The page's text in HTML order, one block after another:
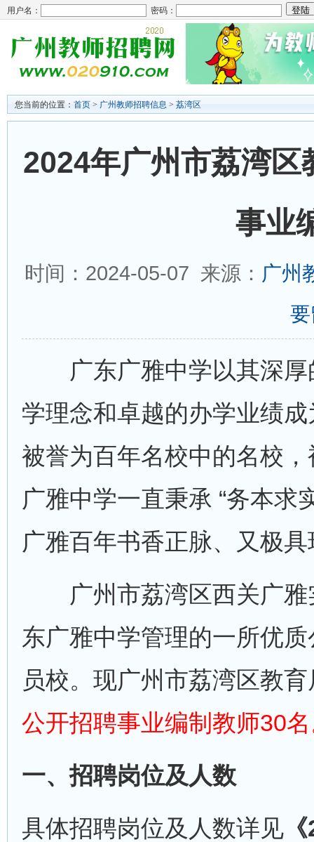
用户名： 密码：
您当前的位置： 首页 > 广州教师招聘信息 > 荔湾区
2024年广州市荔湾
事业
时间：2024-05-07 来源： 广州
广东广雅中学以其深厚
学理念和卓越的办学业绩
被誉为百年名校中的名校
广雅中学一直秉承 “务本求
广雅百年书香正脉、又极
广州市荔湾区西关广雅
东广雅中学管理的一所优
员校。现广州市荔湾区教
公开招聘事业编制教师30
一、招聘岗位及人数
具体招聘岗位及人数详见